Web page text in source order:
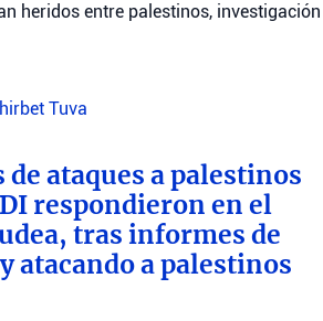
heridos entre palestinos, investigación
Tuva
ataques a palestinos
respondieron en el
tras informes de
atacando a palestinos